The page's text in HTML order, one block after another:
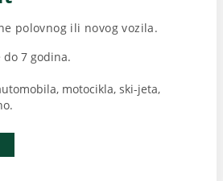
polovnog ili novog vozila.
do 7 godina.
motocikla, ski-jeta,